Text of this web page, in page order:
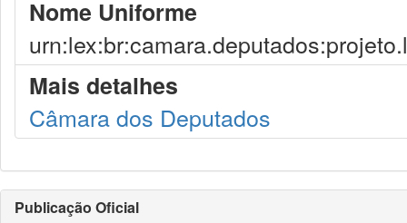
Nome Uniforme
Mais detalhes
Câmara dos Deputados
Publicação Oficial